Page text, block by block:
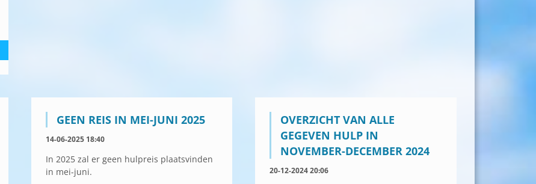
GEEN REIS IN MEI-JUNI 2025
14-06-2025 18:40
In 2025 zal er geen hulpreis plaatsvinden
in mei-juni.
OVERZICHT VAN ALLE
GEGEVEN HULP IN
NOVEMBER-DECEMBER 2024
20-12-2024 20:06